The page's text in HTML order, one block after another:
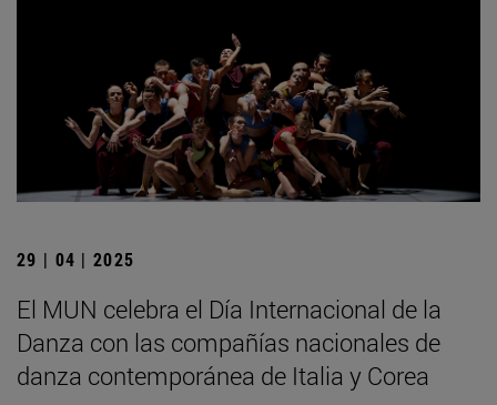
29 | 04 | 2025
El MUN celebra el Día Internacional de la
Danza con las compañías nacionales de
danza contemporánea de Italia y Corea